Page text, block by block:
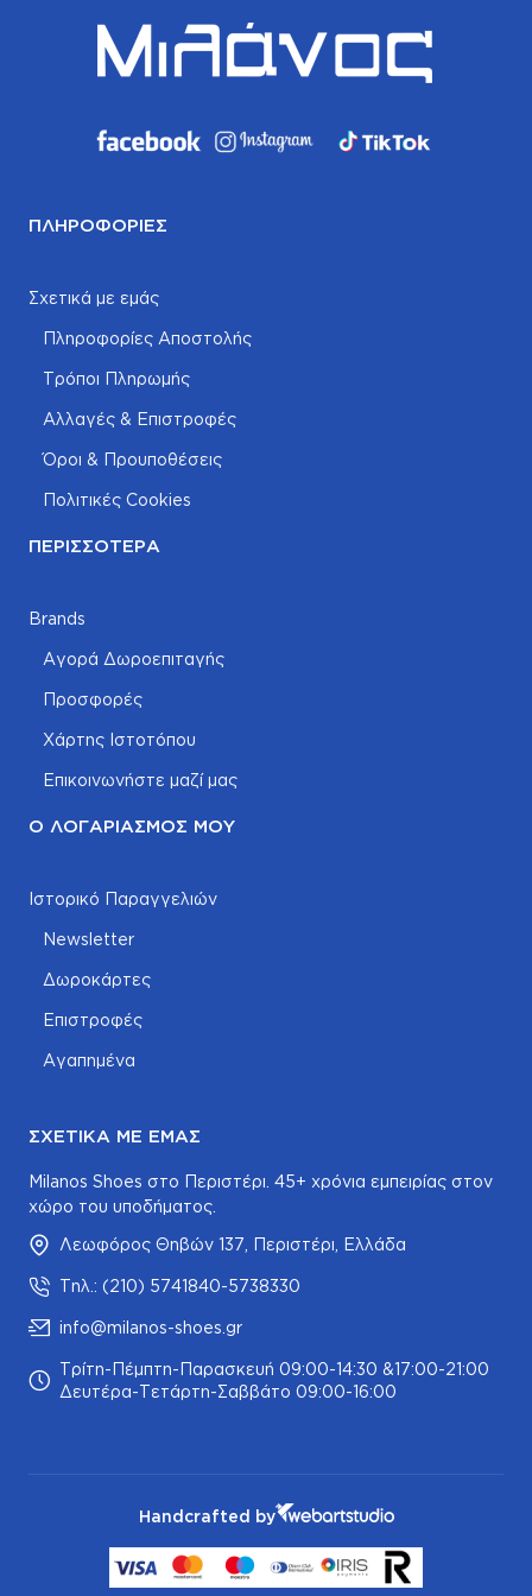
ΠΛΗΡΟΦΟΡΊΕΣ
Σχετικά με εμάς
Πληροφορίες Αποστολής
Τρόποι Πληρωμής
Αλλαγές & Επιστροφές
Όροι & Προυποθέσεις
Πολιτικές Cookies
ΠΕΡΙΣΣΌΤΕΡΑ
Brands
Αγορά Δωροεπιταγής
Προσφορές
Χάρτης Ιστοτόπου
Επικοινωνήστε μαζί μας
Ο ΛΟΓΑΡΙΑΣΜΌΣ ΜΟΥ
Ιστορικό Παραγγελιών
Newsletter
Δωροκάρτες
Επιστροφές
Αγαπημένα
ΣΧΕΤΙΚΆ ΜΕ ΕΜΆΣ
Milanos Shoes στο Περιστέρι. 45+ χρόνια εμπειρίας στον
χώρο του υποδήματος.
Λεωφόρος Θηβών 137, Περιστέρι, Ελλάδα
Τηλ.: (210) 5741840-5738330
info@milanos-shoes.gr
Τρίτη-Πέμπτη-Παρασκευή 09:00-14:30 &17:00-21:00
Δευτέρα-Τετάρτη-Σαββάτο 09:00-16:00
Handcrafted by